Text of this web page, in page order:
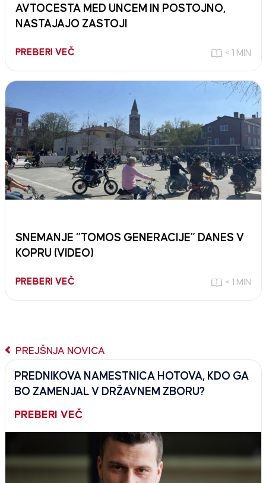
AVTOCESTA MED UNCEM IN POSTOJNO,
NASTAJAJO ZASTOJI
PREBERI VEČ < 1 MIN
SNEMANJE “TOMOS GENERACIJE” DANES V
KOPRU (VIDEO)
PREBERI VEČ < 1 MIN
PREJŠNJA NOVICA
PREDNIKOVA NAMESTNICA HOTOVA, KDO GA
BO ZAMENJAL V DRŽAVNEM ZBORU?
PREBERI VEČ